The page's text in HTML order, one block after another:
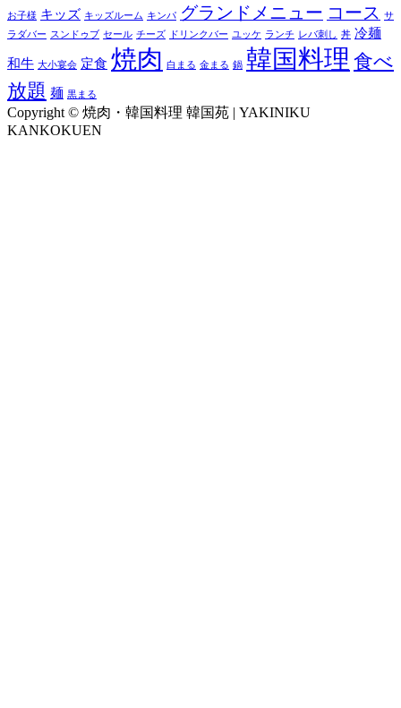
お子様 キッズ キッズルーム キンパ グランドメニュー コース
サ
ラダバー スンドゥブ セール チーズ ドリンクバー ユッケ ランチ レバ刺し 丼 冷麺
和牛 大小宴会 定食 焼肉 白まる 金まる 鍋 韓国料理 食べ
放題 麺 黒まる
Copyright © 焼肉・韓国料理 韓国苑 | YAKINIKU
KANKOKUEN